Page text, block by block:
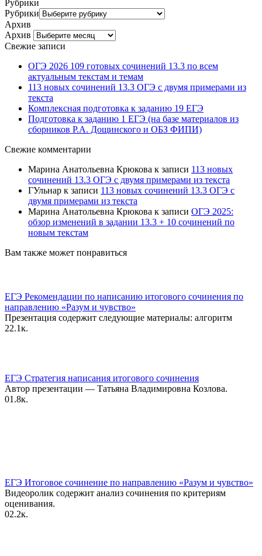
Рубрики
Рубрики
Архив
Архив
Свежие записи
ОГЭ 2026 109 готовых сочинений 13.3 по всем
актуальным текстам и темам
113 новых сочинений 13.3 ОГЭ с двумя примерами из
текста
Комплексная подготовка к заданию 19 ЕГЭ
Подготовка к заданию 1 ЕГЭ (на базе материалов из
сборников Р.А. Дощинского и ОБЗ ФИПИ)
Свежие комментарии
Марина Анатольевна Крюкова к записи 113 новых
сочинений 13.3 ОГЭ с двумя примерами из текста
ГУльнар к записи 113 новых сочинений 13.3 ОГЭ с
двумя примерами из текста
Марина Анатольевна Крюкова к записи ОГЭ 2025:
обзор изменений в задании 13.3 + 10 сочинений по
новым текстам
Вам также может понравиться
ЕГЭ Рекомендации по написанию итогового сочинения по
направлению «Разум и чувство»
Презентация содержит следующие материалы: алгоритм
22.1к.
ЕГЭ Стратегия написания итогового сочинения
Автор презентации — Татьяна Владимировна Козлова.
01.8к.
ЕГЭ Итоговое сочинение по направлению «Разум и чувство»
Видеоролик содержит анализ сочинения по критериям
оценивания.
02.2к.